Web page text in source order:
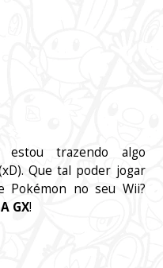
estou trazendo algo
Que tal poder jogar
Pokémon no seu Wii?
GX!